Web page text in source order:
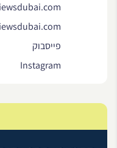
פייסבוק
Instagram